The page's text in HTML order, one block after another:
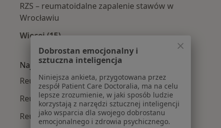
RZS – reumatoidalne zapalenie stawów w
Wrocławiu
Więcej (15)
Więcej w kategorii: Najczęście leczone
Najpopularniejsze ubezpieczenia
Reumatolodzy z Allianz w Wrocławiu
Reumatolodzy z NFZ w Wrocławiu
Reumatolodzy z Medicover w Wrocławiu
Dobrostan emocjonalny i
sztuczna inteligencja
Niniejsza ankieta, przygotowana przez
zespół Patient Care Doctoralia, ma na celu
lepsze zrozumienie, w jaki sposób ludzie
korzystają z narzędzi sztucznej inteligencji
jako wsparcia dla swojego dobrostanu
emocjonalnego i zdrowia psychicznego.